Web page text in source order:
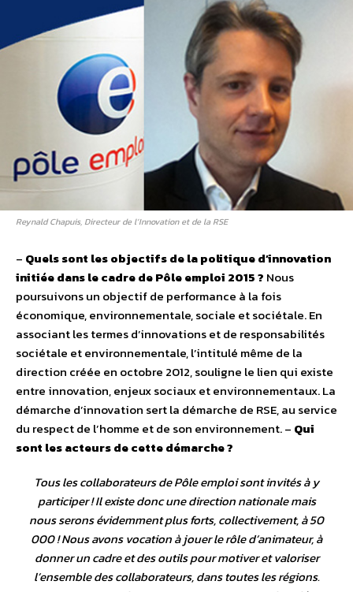
Reynald Chapuis, Directeur de l’Innovation et de la RSE
– Quels sont les objectifs de la politique d’innovation
initiée dans le cadre de Pôle emploi 2015 ? Nous
poursuivons un objectif de performance à la fois
économique, environnementale, sociale et sociétale. En
associant les termes d’innovations et de responsabilités
sociétale et environnementale, l’intitulé même de la
direction créée en octobre 2012, souligne le lien qui existe
entre innovation, enjeux sociaux et environnementaux. La
démarche d’innovation sert la démarche de RSE, au service
du respect de l’homme et de son environnement.– Qui
sont les acteurs de cette démarche ?
Tous les collaborateurs de Pôle emploi sont invités à y
participer ! Il existe donc une direction nationale mais
nous serons évidemment plus forts, collectivement, à 50
000 ! Nous avons vocation à jouer le rôle d’animateur, à
donner un cadre et des outils pour motiver et valoriser
l’ensemble des collaborateurs, dans toutes les régions.